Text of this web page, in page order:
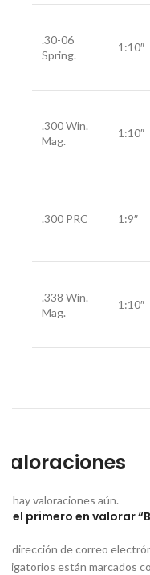
.30-06
Spring.
1:10″
.300 Win.
Mag.
1:10″
.300 PRC 1:9″
.338 Win.
Mag.
1:10″
hay valoraciones aún.
el primero en valorar
dirección de correo
están marcados